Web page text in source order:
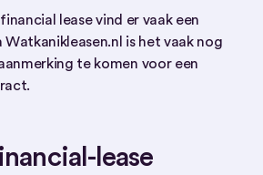
lease vind er vaak een
is het vaak nog
te komen voor een
lease